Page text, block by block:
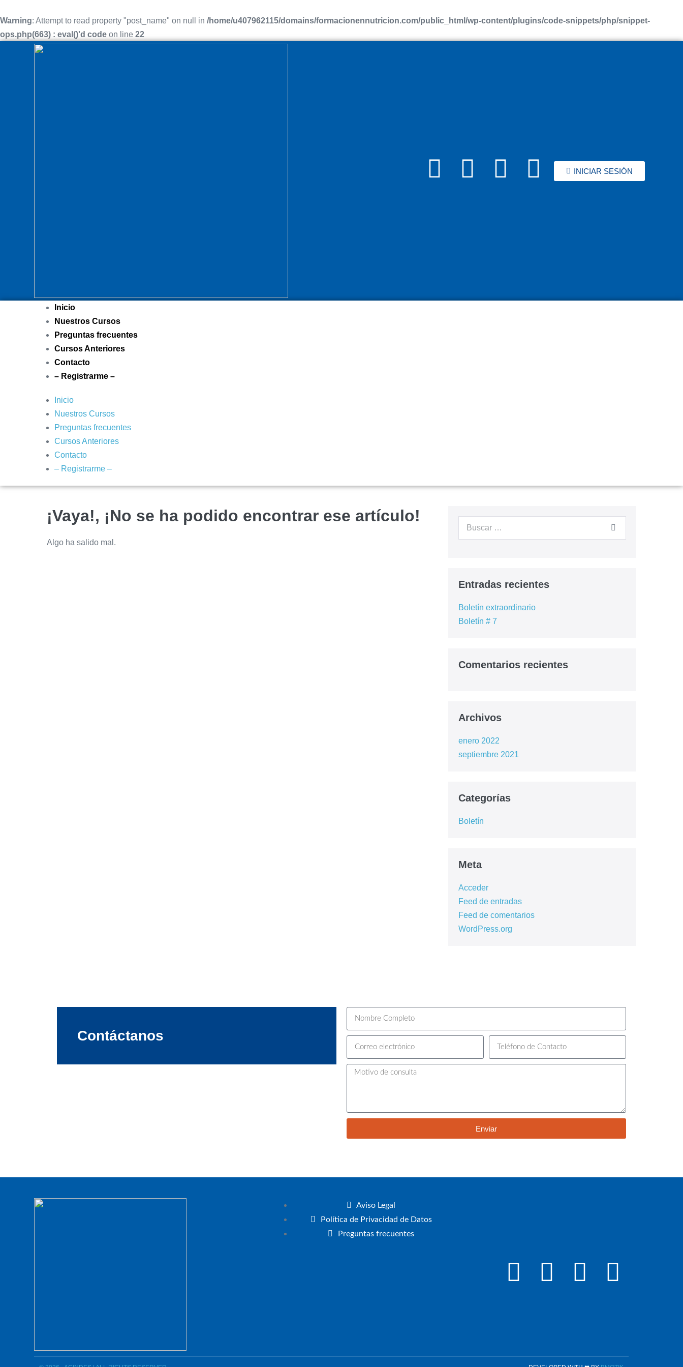
Warning: Attempt to read property "post_name" on null in /home/u407962115/domains/formacionennutricion.com/public_html/wp-content/plugins/code-snippets/php/snippet-
ops.php(663) : eval()'d code on line 22
INICIAR SESIÓN
Inicio
Nuestros Cursos
Preguntas frecuentes
Cursos Anteriores
Contacto
– Registrarme –
Inicio
Nuestros Cursos
Preguntas frecuentes
Cursos Anteriores
Contacto
– Registrarme –
¡Vaya!, ¡No se ha podido encontrar ese artículo!
Algo ha salido mal.
Entradas recientes
Boletín extraordinario
Boletín # 7
Comentarios recientes
Archivos
enero 2022
septiembre 2021
Categorías
Boletín
Meta
Acceder
Feed de entradas
Feed de comentarios
WordPress.org
Contáctanos
Enviar
Aviso Legal
Política de Privacidad de Datos
Preguntas frecuentes